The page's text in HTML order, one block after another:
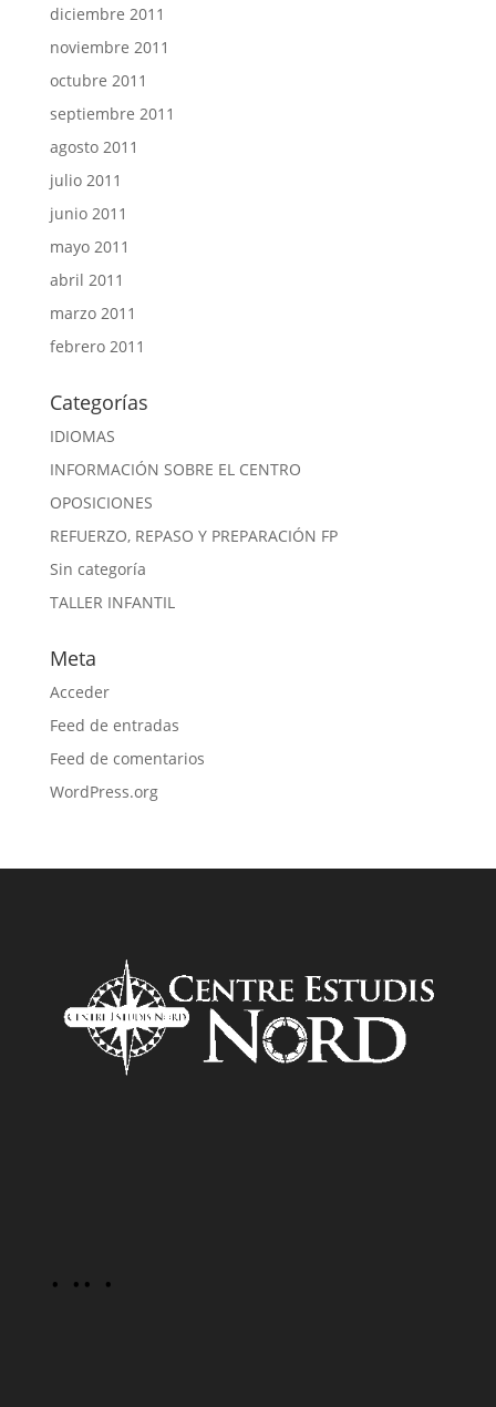
diciembre 2011
noviembre 2011
octubre 2011
septiembre 2011
agosto 2011
julio 2011
junio 2011
mayo 2011
abril 2011
marzo 2011
febrero 2011
Categorías
IDIOMAS
INFORMACIÓN SOBRE EL CENTRO
OPOSICIONES
REFUERZO, REPASO Y PREPARACIÓN FP
Sin categoría
TALLER INFANTIL
Meta
Acceder
Feed de entradas
Feed de comentarios
WordPress.org
· ·· ·